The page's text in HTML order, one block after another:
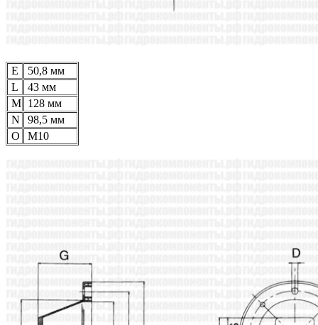
E
50,8 мм
L
43 мм
M 128 мм
N
98,5 мм
O
M10